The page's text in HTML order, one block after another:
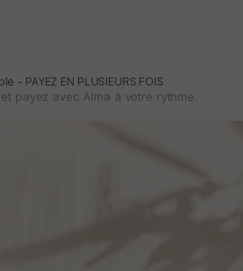
- PAYEZ EN PLUSIEURS FOIS
payez avec Alma à votre rythme.